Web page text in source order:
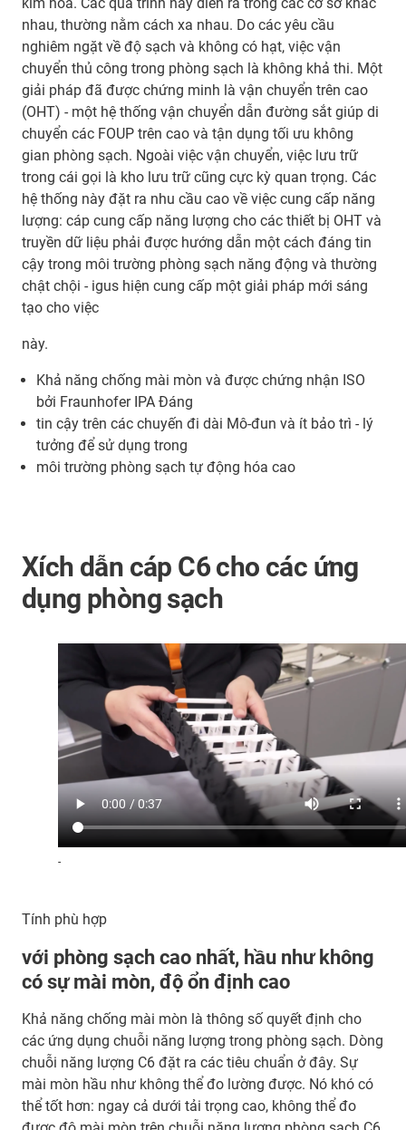
kim hóa. Các quá trình này diễn ra trong các cơ sở khác
nhau, thường nằm cách xa nhau. Do các yêu cầu
nghiêm ngặt về độ sạch và không có hạt, việc vận
chuyển thủ công trong phòng sạch là không khả thi. Một
giải pháp đã được chứng minh là vận chuyển trên cao
(OHT) - một hệ thống vận chuyển dẫn đường sắt giúp di
chuyển các FOUP trên cao và tận dụng tối ưu không
gian phòng sạch. Ngoài việc vận chuyển, việc lưu trữ
trong cái gọi là kho lưu trữ cũng cực kỳ quan trọng. Các
hệ thống này đặt ra nhu cầu cao về việc cung cấp năng
lượng: cáp cung cấp năng lượng cho các thiết bị OHT và
truyền dữ liệu phải được hướng dẫn một cách đáng tin
cậy trong môi trường phòng sạch năng động và thường
chật chội - igus hiện cung cấp một giải pháp mới sáng
tạo cho việc
này.
Khả năng chống mài mòn và được chứng nhận ISO
bởi Fraunhofer IPA Đáng
tin cậy trên các chuyến đi dài Mô-đun và ít bảo trì - lý
tưởng để sử dụng trong
môi trường phòng sạch tự động hóa cao
Xích dẫn cáp C6 cho các ứng
dụng phòng sạch
-
Tính phù hợp
với phòng sạch cao nhất, hầu như không
có sự mài mòn, độ ổn định cao
Khả năng chống mài mòn là thông số quyết định cho
các ứng dụng chuỗi năng lượng trong phòng sạch. Dòng
chuỗi năng lượng C6 đặt ra các tiêu chuẩn ở đây. Sự
mài mòn hầu như không thể đo lường được. Nó khó có
thể tốt hơn: ngay cả dưới tải trọng cao, không thể đo